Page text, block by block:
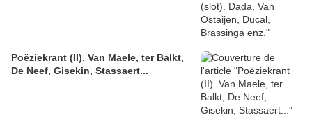
Poëziekrant (II). Van Maele, ter Balkt,
De Neef, Gisekin, Stassaert...